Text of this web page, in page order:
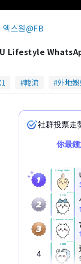
엑스원@FB
U Lifestyle
韓流 外地